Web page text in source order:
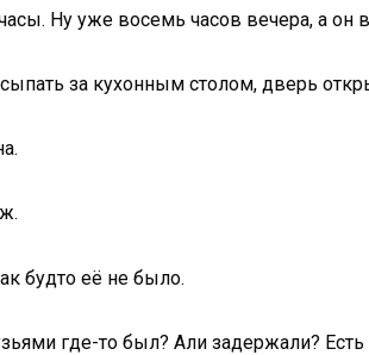
Ну уже восемь часов вечера, а
за кухонным столом, дверь
будто её не было.
где-то был? Али задержали?